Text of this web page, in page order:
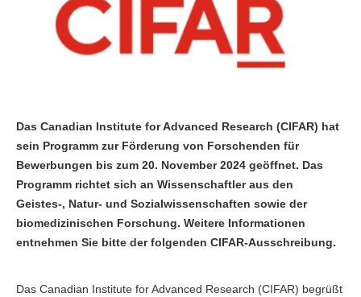
Das Canadian Institute for Advanced Research (CIFAR) hat
sein Programm zur Förderung von Forschenden für
Bewerbungen bis zum 20. November 2024 geöffnet. Das
Programm richtet sich an Wissenschaftler aus den
Geistes-, Natur- und Sozialwissenschaften sowie der
biomedizinischen Forschung. Weitere Informationen
entnehmen Sie bitte der folgenden CIFAR-Ausschreibung.
Das Canadian Institute for Advanced Research (CIFAR) begrüßt